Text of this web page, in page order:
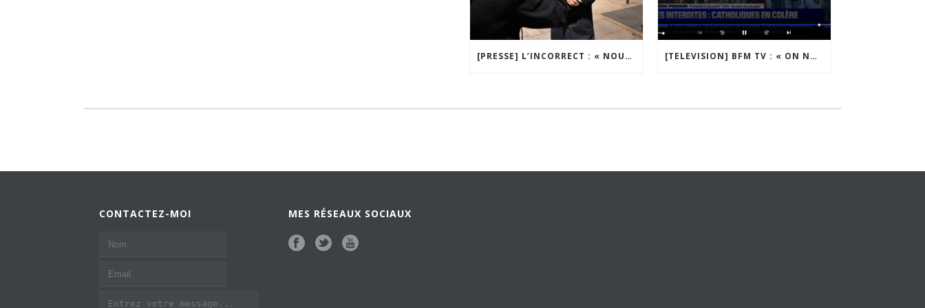
[PRESSE] L’INCORRECT : « NOUS FERONS TOUT POUR QUE LES CONTRAVENTIONS ÉTABLIES SOIENT CASSÉES DEVANT LES TRIBUNAUX » [TELEVISION] BFM TV : « ON NOUS PRIVE D’UNE LIBERTÉ VITALE ! »
CONTACTEZ-MOI MES RÉSEAUX SOCIAUX